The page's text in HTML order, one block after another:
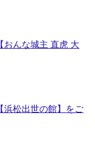
おんな城主 直虎 大
浜松出世の館】をご